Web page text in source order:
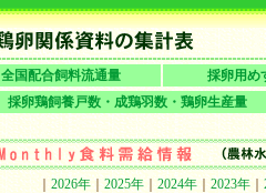
全国配合飼料流通量
採卵用め
採卵鶏飼養戸数・成鶏羽数・鶏卵生産量
｜2026年｜2025年｜2024年｜2023年｜